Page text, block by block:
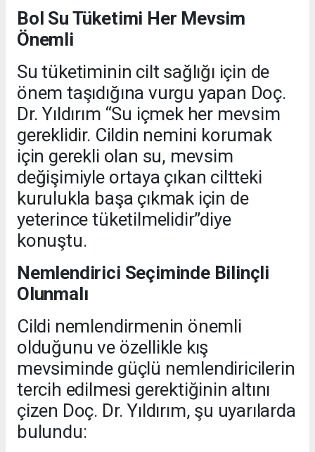
Bol Su Tüketimi Her Mevsim
Önemli
Su tüketiminin cilt sağlığı için de
önem taşıdığına vurgu yapan Doç.
Dr. Yıldırım “Su içmek her mevsim
gereklidir. Cildin nemini korumak
için gerekli olan su, mevsim
değişimiyle ortaya çıkan ciltteki
kurulukla başa çıkmak için de
yeterince tüketilmelidir”diye
konuştu.
Nemlendirici Seçiminde Bilinçli
Olunmalı
Cildi nemlendirmenin önemli
olduğunu ve özellikle kış
mevsiminde güçlü nemlendiricilerin
tercih edilmesi gerektiğinin altını
çizen Doç. Dr. Yıldırım, şu uyarılarda
bulundu: